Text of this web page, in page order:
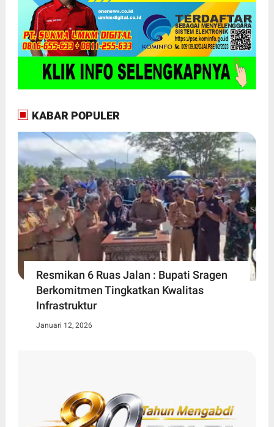
KABAR POPULER
Resmikan 6 Ruas Jalan : Bupati Sragen
Berkomitmen Tingkatkan Kwalitas
Infrastruktur
Januari 12, 2026